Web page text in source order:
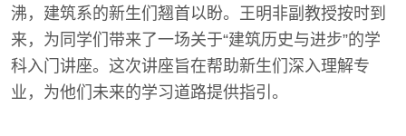
沸，建筑系的新生们翘首以盼。王明非副教授按时到
来，为同学们带来了一场关于“建筑历史与进步”的学
科入门讲座。这次讲座旨在帮助新生们深入理解专
业，为他们未来的学习道路提供指引。